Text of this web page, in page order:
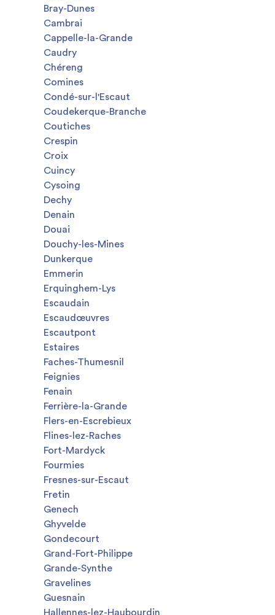
Bray-Dunes
Cambrai
Cappelle-la-Grande
Caudry
Chéreng
Comines
Condé-sur-l'Escaut
Coudekerque-Branche
Coutiches
Crespin
Croix
Cuincy
Cysoing
Dechy
Denain
Douai
Douchy-les-Mines
Dunkerque
Emmerin
Erquinghem-Lys
Escaudain
Escaudœuvres
Escautpont
Estaires
Faches-Thumesnil
Feignies
Fenain
Ferrière-la-Grande
Flers-en-Escrebieux
Flines-lez-Raches
Fort-Mardyck
Fourmies
Fresnes-sur-Escaut
Fretin
Genech
Ghyvelde
Gondecourt
Grand-Fort-Philippe
Grande-Synthe
Gravelines
Guesnain
Hallennes-lez-Haubourdin